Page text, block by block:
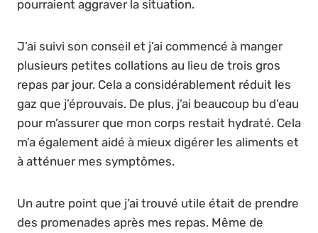
pourraient aggraver la situation.
J’ai suivi son conseil et j’ai commencé à manger
plusieurs petites collations au lieu de trois gros
repas par jour. Cela a considérablement réduit les
gaz que j’éprouvais. De plus, j’ai beaucoup bu d’eau
pour m’assurer que mon corps restait hydraté. Cela
m’a également aidé à mieux digérer les aliments et
à atténuer mes symptômes.
Un autre point que j’ai trouvé utile était de prendre
des promenades après mes repas. Même de